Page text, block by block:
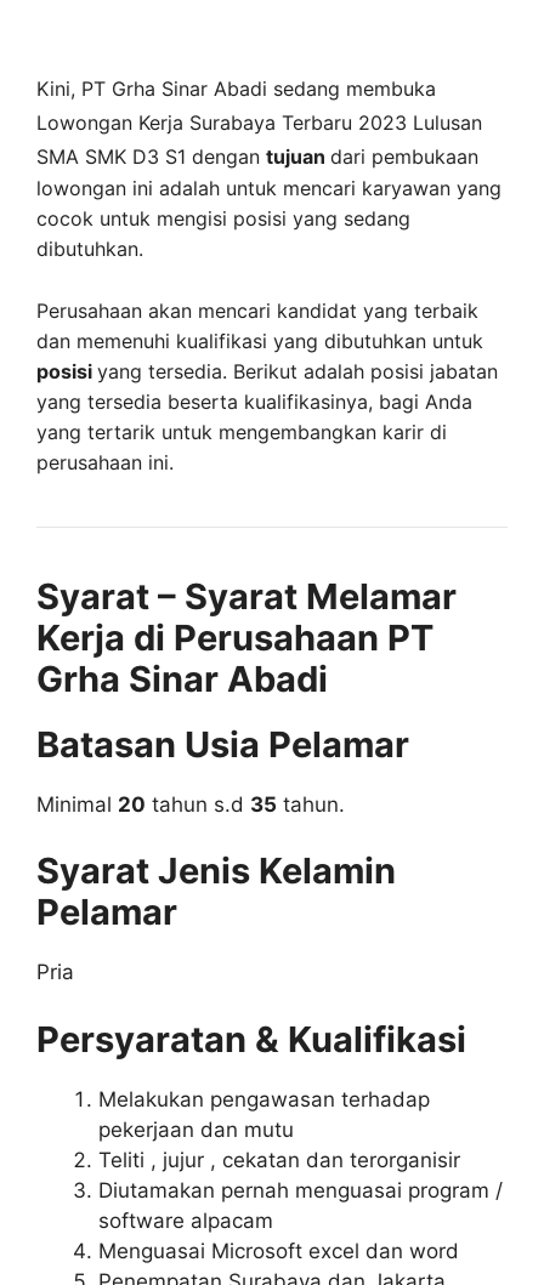
Kini, PT Grha Sinar Abadi sedang membuka
Lowongan Kerja Surabaya Terbaru 2023 Lulusan
SMA SMK D3 S1 dengan tujuan dari pembukaan
lowongan ini adalah untuk mencari karyawan yang
cocok untuk mengisi posisi yang sedang
dibutuhkan.
Perusahaan akan mencari kandidat yang terbaik
dan memenuhi kualifikasi yang dibutuhkan untuk
posisi yang tersedia. Berikut adalah posisi jabatan
yang tersedia beserta kualifikasinya, bagi Anda
yang tertarik untuk mengembangkan karir di
perusahaan ini.
Syarat – Syarat Melamar
Kerja di Perusahaan PT
Grha Sinar Abadi
Batasan Usia Pelamar
Minimal 20 tahun s.d 35 tahun.
Syarat Jenis Kelamin
Pelamar
Pria
Persyaratan & Kualifikasi
Melakukan pengawasan terhadap
pekerjaan dan mutu
Teliti , jujur , cekatan dan terorganisir
Diutamakan pernah menguasai program /
software alpacam
Menguasai Microsoft excel dan word